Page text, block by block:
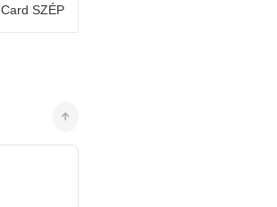
Card SZÉP